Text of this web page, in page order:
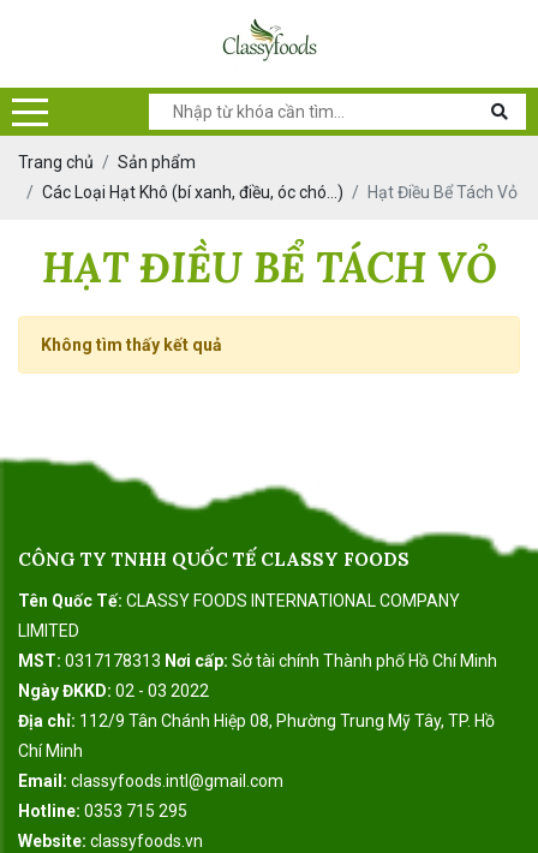
Trang chủ
Sản phẩm
Các Loại Hạt Khô (bí xanh, điều, óc chó...)
Hạt Điều Bể Tách Vỏ
HẠT ĐIỀU BỂ TÁCH VỎ
Không tìm thấy kết quả
CÔNG TY TNHH QUỐC TẾ CLASSY FOODS
Tên Quốc Tế: CLASSY FOODS INTERNATIONAL COMPANY
LIMITED
MST: 0317178313 Nơi cấp: Sở tài chính Thành phố Hồ Chí Minh
Ngày ĐKKD: 02 - 03 2022
Địa chỉ: 112/9 Tân Chánh Hiệp 08, Phường Trung Mỹ Tây, TP. Hồ
Chí Minh
Email: classyfoods.intl@gmail.com
Hotline: 0353 715 295
Website: classyfoods.vn